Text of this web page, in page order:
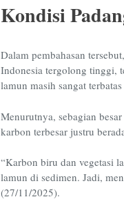
Kondisi
Dalam pembahasan
Indonesia tergolong tinggi,
lamun masih sangat terbatas
Menurutnya, sebagian
karbon terbesar justru
“Karbon biru dan vegetasi
lamun di sedimen. Jadi,
(27/11/2025).